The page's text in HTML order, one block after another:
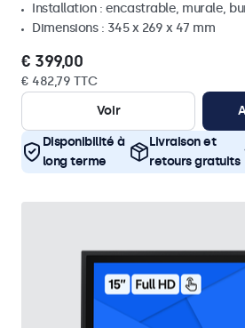
Installation : encastrable, murale,
Dimensions : 345 x 269 x 47 mm
€ 399,00
€ 482,79 TTC
Voir
Disponibilité à
long terme
Livraison et
retours gratuits